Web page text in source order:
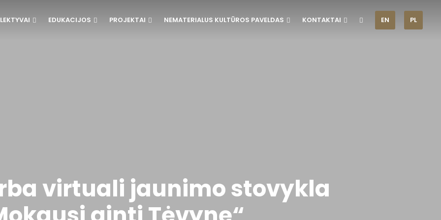
EDUKACIJOS PROJEKTAI NEMATERIALUS KULTŪROS PAVELDAS KONTAKTAI EN PL
virtuali jaunimo stovykla